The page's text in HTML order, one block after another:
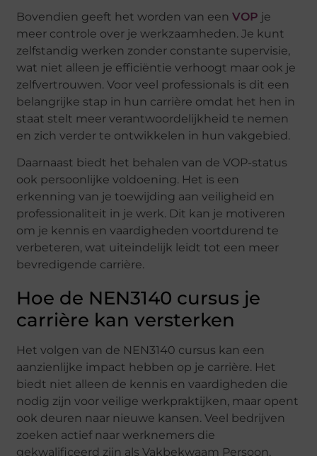
Bovendien geeft het worden van een VOP je
meer controle over je werkzaamheden. Je kunt
zelfstandig werken zonder constante supervisie,
wat niet alleen je efficiëntie verhoogt maar ook je
zelfvertrouwen. Voor veel professionals is dit een
belangrijke stap in hun carrière omdat het hen in
staat stelt meer verantwoordelijkheid te nemen
en zich verder te ontwikkelen in hun vakgebied.
Daarnaast biedt het behalen van de VOP-status
ook persoonlijke voldoening. Het is een
erkenning van je toewijding aan veiligheid en
professionaliteit in je werk. Dit kan je motiveren
om je kennis en vaardigheden voortdurend te
verbeteren, wat uiteindelijk leidt tot een meer
bevredigende carrière.
Hoe de NEN3140 cursus je
carrière kan versterken
Het volgen van de NEN3140 cursus kan een
aanzienlijke impact hebben op je carrière. Het
biedt niet alleen de kennis en vaardigheden die
nodig zijn voor veilige werkpraktijken, maar opent
ook deuren naar nieuwe kansen. Veel bedrijven
zoeken actief naar werknemers die
gekwalificeerd zijn als Vakbekwaam Persoon,